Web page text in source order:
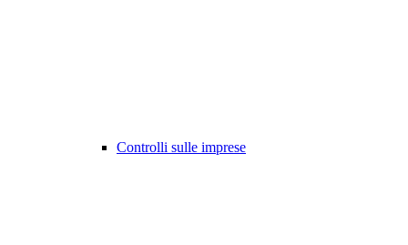
Controlli sulle imprese